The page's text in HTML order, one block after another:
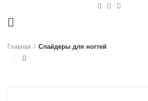
Главная Слайдеры для ногтей